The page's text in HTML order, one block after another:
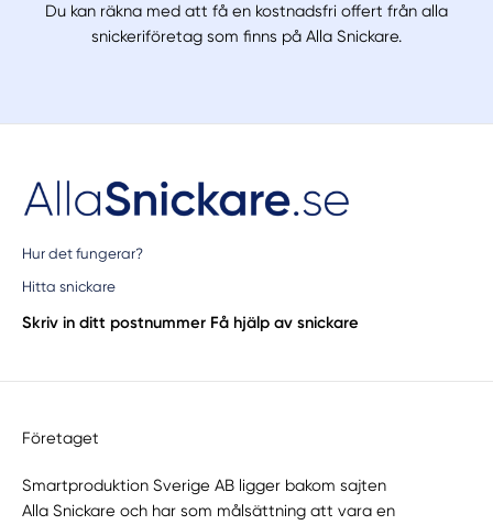
Du kan räkna med att få en kostnadsfri offert från alla
snickeriföretag som finns på Alla Snickare.
Hur det fungerar?
Hitta snickare
Skriv in ditt postnummer Få hjälp av snickare
Företaget
Smartproduktion Sverige AB ligger bakom sajten
Alla Snickare och har som målsättning att vara en